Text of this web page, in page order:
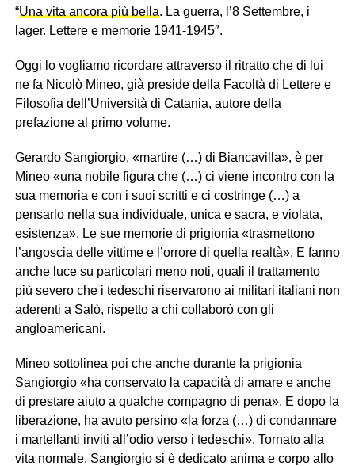
“Una vita ancora più bella. La guerra, l’8 Settembre, i
lager. Lettere e memorie 1941-1945″.
Oggi lo vogliamo ricordare attraverso il ritratto che di lui
ne fa Nicolò Mineo, già preside della Facoltà di Lettere e
Filosofia dell’Università di Catania, autore della
prefazione al primo volume.
Gerardo Sangiorgio, «martire (…) di Biancavilla», è per
Mineo «una nobile figura che (…) ci viene incontro con la
sua memoria e con i suoi scritti e ci costringe (…) a
pensarlo nella sua individuale, unica e sacra, e violata,
esistenza». Le sue memorie di prigionia «trasmettono
l’angoscia delle vittime e l’orrore di quella realtà». E fanno
anche luce su particolari meno noti, quali il trattamento
più severo che i tedeschi riservarono ai militari italiani non
aderenti a Salò, rispetto a chi collaborò con gli
angloamericani.
Mineo sottolinea poi che anche durante la prigionia
Sangiorgio «ha conservato la capacità di amare e anche
di prestare aiuto a qualche compagno di pena». E dopo la
liberazione, ha avuto persino «la forza (…) di condannare
i martellanti inviti all’odio verso i tedeschi». Tornato alla
vita normale, Sangiorgio si è dedicato anima e corpo allo